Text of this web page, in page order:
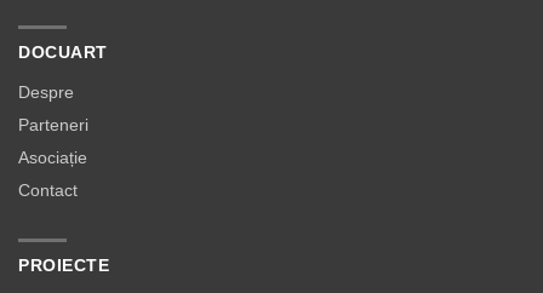
DOCUART
Despre
Parteneri
Asociație
Contact
PROIECTE